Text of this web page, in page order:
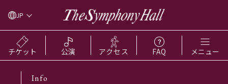
JP
チケット 公演 アクセス FAQ メニュー
Info